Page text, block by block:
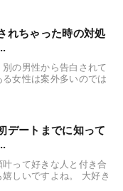
れちゃった時の対処
の男性から告白されて
女性は案外多いのでは
デートまでに知って
って好きな人と付き合
しいですよね。 大好き